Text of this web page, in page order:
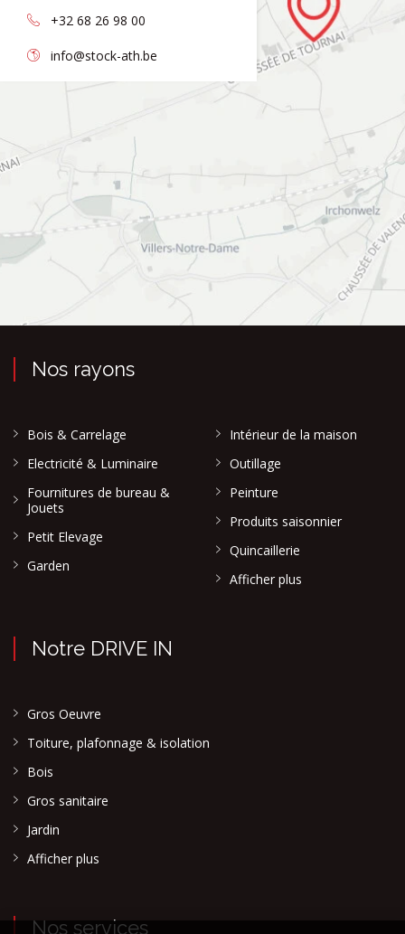
+32 68 26 98 00
info@stock-ath.be
Nos rayons
Bois & Carrelage
Electricité & Luminaire
Fournitures de bureau &
Jouets
Petit Elevage
Garden
Intérieur de la maison
Outillage
Peinture
Produits saisonnier
Quincaillerie
Afficher plus
Notre DRIVE IN
Gros Oeuvre
Toiture, plafonnage & isolation
Bois
Gros sanitaire
Jardin
Afficher plus
Nos services